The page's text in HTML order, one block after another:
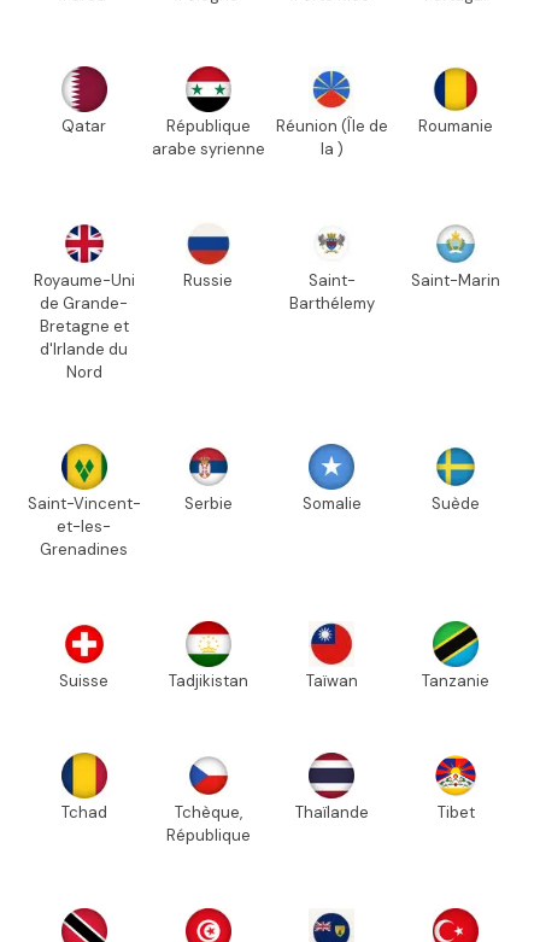
Qatar
République
arabe syrienne
Réunion (Île de
la )
Roumanie
Royaume-Uni
de Grande-
Bretagne et
d'Irlande du
Nord
Russie
Saint-
Barthélemy
Saint-Marin
Saint-Vincent-
et-les-
Grenadines
Serbie Somalie Suède
Suisse Tadjikistan Taïwan Tanzanie
Tchad
Tchèque,
République
Thaïlande Tibet